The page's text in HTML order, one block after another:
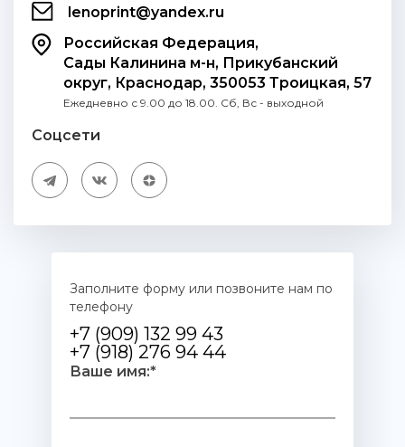
lenoprint@yandex.ru
Российская Федерация,
Сады Калинина м-н, Прикубанский
округ, Краснодар, 350053 Троицкая, 57
Ежедневно с 9.00 до 18.00. Сб, Вс - выходной
Соцсети
Заполните форму или позвоните нам по
телефону
+7 (909) 132 99 43
+7 (918) 276 94 44
Ваше имя:*